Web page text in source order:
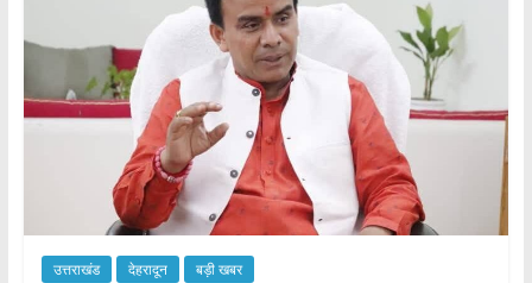
उत्तराखंड देहरादून बड़ी खबर